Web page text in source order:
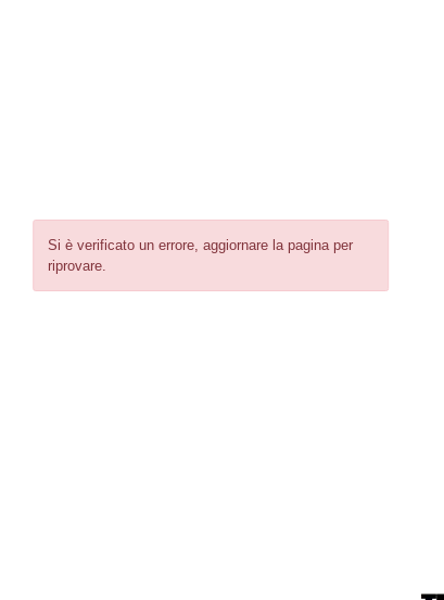
Si è verificato un errore, aggiornare la pagina per
riprovare.